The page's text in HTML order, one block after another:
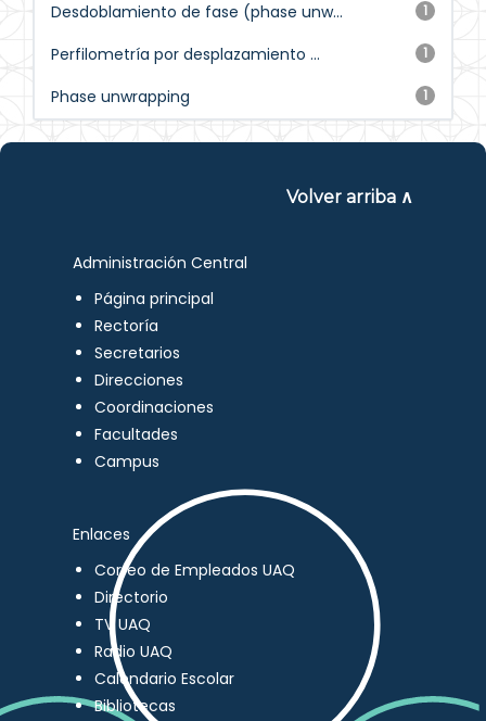
1
Desdoblamiento de fase (phase unw...
1
Perfilometría por desplazamiento ...
1
Phase unwrapping
Volver arriba ∧
Administración Central
Página principal
Rectoría
Secretarios
Direcciones
Coordinaciones
Facultades
Campus
Enlaces
Correo de Empleados UAQ
Directorio
TV UAQ
Radio UAQ
Calendario Escolar
Bibliotecas